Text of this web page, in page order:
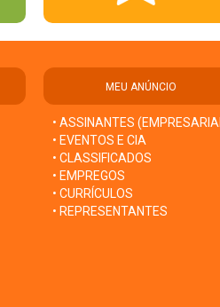
MEU ANÚNCIO
• ASSINANTES
• EVENTOS E CIA
• CLASSIFICADOS
• EMPREGOS
• CURRÍCULOS
• REPRESENTANTES